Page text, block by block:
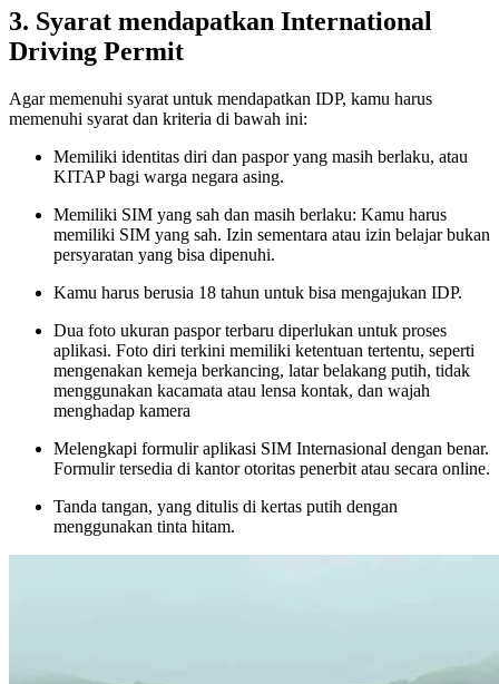
3. Syarat mendapatkan International
Driving Permit
Agar memenuhi syarat untuk mendapatkan IDP, kamu harus
memenuhi syarat dan kriteria di bawah ini:
Memiliki identitas diri dan paspor yang masih berlaku, atau
KITAP bagi warga negara asing.
Memiliki SIM yang sah dan masih berlaku: Kamu harus
memiliki SIM yang sah. Izin sementara atau izin belajar bukan
persyaratan yang bisa dipenuhi.
Kamu harus berusia 18 tahun untuk bisa mengajukan IDP.
Dua foto ukuran paspor terbaru diperlukan untuk proses
aplikasi. Foto diri terkini memiliki ketentuan tertentu, seperti
mengenakan kemeja berkancing, latar belakang putih, tidak
menggunakan kacamata atau lensa kontak, dan wajah
menghadap kamera
Melengkapi formulir aplikasi SIM Internasional dengan benar.
Formulir tersedia di kantor otoritas penerbit atau secara online.
Tanda tangan, yang ditulis di kertas putih dengan
menggunakan tinta hitam.